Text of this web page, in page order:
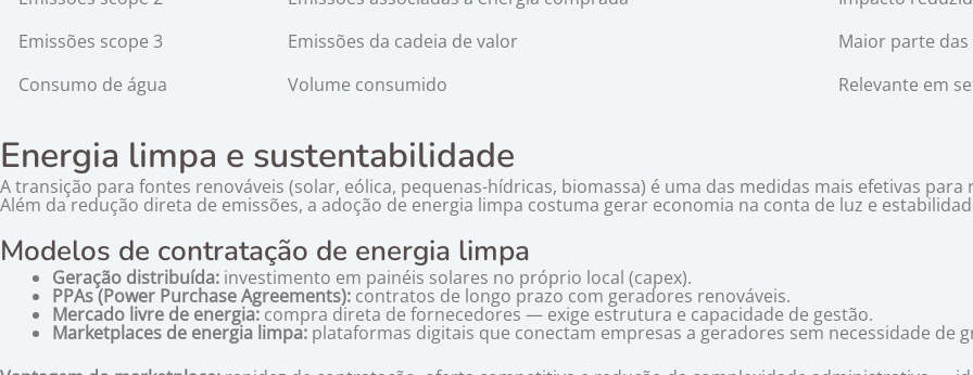
Emissões scope 3
Emissões da cadeia de valor
Maior parte
Consumo de água
Volume consumido Relevante em
Energia limpa e sustentabilidade
A transição para fontes renováveis (solar, eólica, pequenas-hídricas, biomassa) é uma das medidas mais efetivas
Além da redução direta de emissões, a adoção de energia limpa costuma gerar economia na conta de luz e
Modelos de contratação de energia limpa
Geração distribuída: investimento em painéis solares no próprio local (capex).
PPAs (Power Purchase Agreements): contratos de longo prazo com geradores renováveis.
Mercado livre de energia:compra direta de fornecedores — exige estrutura e capacidade de gestão.
Marketplaces de energia limpa: plataformas digitais que conectam empresas a geradores sem necessidade de